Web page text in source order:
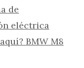
de
eléctrica
BMW M8